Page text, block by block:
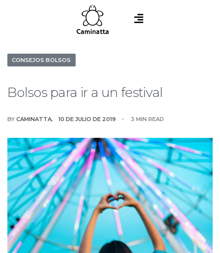
CONSEJOS BOLSOS
Bolsos para ir a un festival
BY CAMINATTA 10 DE JULIO DE 2019 3 MIN READ